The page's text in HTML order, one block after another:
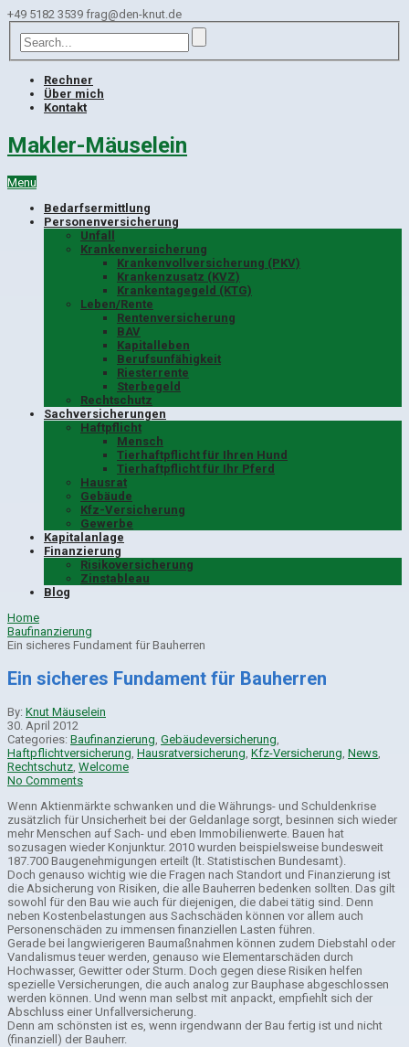
+49 5182 3539 frag@den-knut.de
Rechner
Über mich
Kontakt
Makler-Mäuselein
Menu
Bedarfsermittlung
Personenversicherung
Unfall
Krankenversicherung
Krankenvollversicherung (PKV)
Krankenzusatz (KVZ)
Krankentagegeld (KTG)
Leben/Rente
Rentenversicherung
BAV
Kapitalleben
Berufsunfähigkeit
Riesterrente
Sterbegeld
Rechtschutz
Sachversicherungen
Haftpflicht
Mensch
Tierhaftpflicht für Ihren Hund
Tierhaftpflicht für Ihr Pferd
Hausrat
Gebäude
Kfz-Versicherung
Gewerbe
Kapitalanlage
Finanzierung
Risikoversicherung
Zinstableau
Blog
Home
Baufinanzierung
Ein sicheres Fundament für Bauherren
Ein sicheres Fundament für Bauherren
By: Knut Mäuselein
30. April 2012
Categories: Baufinanzierung Gebäudeversicherung
Haftpflichtversicherung Hausratversicherung Kfz-Versicherung News
Rechtschutz Welcome
No Comments
Wenn Aktienmärkte schwanken und die Währungs- und Schuldenkrise
zusätzlich für Unsicherheit bei der Geldanlage sorgt, besinnen sich wieder
mehr Menschen auf Sach- und eben Immobilienwerte. Bauen hat
sozusagen wieder Konjunktur. 2010 wurden beispielsweise bundesweit
187.700 Baugenehmigungen erteilt (lt. Statistischen Bundesamt).
Doch genauso wichtig wie die Fragen nach Standort und Finanzierung ist
die Absicherung von Risiken, die alle Bauherren bedenken sollten. Das gilt
sowohl für den Bau wie auch für diejenigen, die dabei tätig sind. Denn
neben Kostenbelastungen aus Sachschäden können vor allem auch
Personenschäden zu immensen finanziellen Lasten führen.
Gerade bei langwierigeren Baumaßnahmen können zudem Diebstahl oder
Vandalismus teuer werden, genauso wie Elementarschäden durch
Hochwasser, Gewitter oder Sturm. Doch gegen diese Risiken helfen
spezielle Versicherungen, die auch analog zur Bauphase abgeschlossen
werden können. Und wenn man selbst mit anpackt, empfiehlt sich der
Abschluss einer Unfallversicherung.
Denn am schönsten ist es, wenn irgendwann der Bau fertig ist und nicht
(finanziell) der Bauherr.